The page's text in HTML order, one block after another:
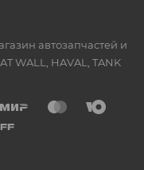
автозапчастей и
WALL, HAVAL, TANK